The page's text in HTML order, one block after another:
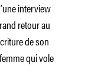
interview
retour au
de son
qui vole